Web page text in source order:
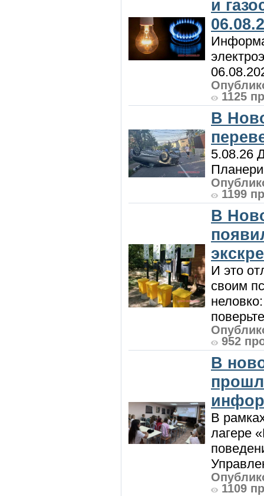
и
1125
В
5.08.26
1199
В
И это
своим
952
В
В
лагере
1109